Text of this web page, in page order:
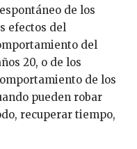
de los
efectos del
del
20, o de los
de los
pueden robar
recuperar tiempo,